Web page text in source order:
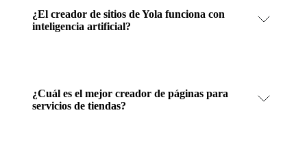
¿El creador de sitios de Yola funciona con
inteligencia artificial?
¿Cuál es el mejor creador de páginas para
servicios de tiendas?